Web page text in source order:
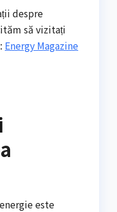
despre
să vizitați
Energy Magazine
este